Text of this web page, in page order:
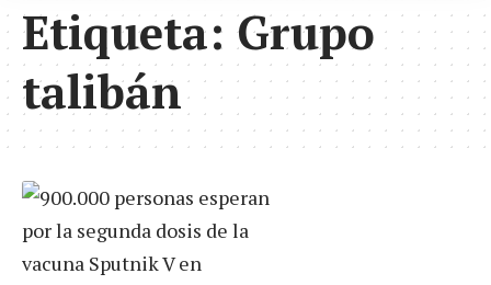
Etiqueta: Grupo
talibán